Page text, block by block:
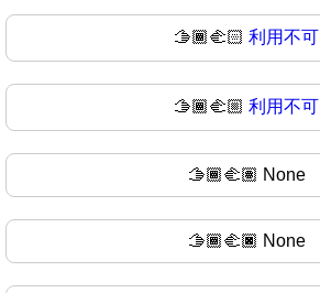
🫱🏾‍🫲🏻 利用不可
🫱🏾‍🫲🏼 利用不可
🫱🏾‍🫲🏽 None
🫱🏾‍🫲🏿 None